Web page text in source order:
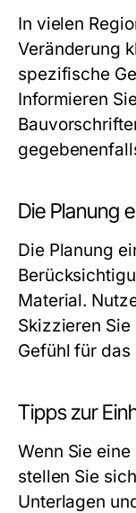
In vielen
Veränderung
spezifische
Informieren
Die Planung
Die Planung
Material.
Skizzieren Sie
Gefühl für das
Tipps zur
Wenn Sie
stellen Sie
Unterlagen